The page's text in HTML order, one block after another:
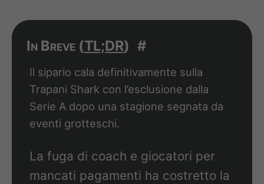
In Breve (TL;DR) #
Il sipario cala definitivamente sulla
Trapani Shark con l’esclusione dalla
Serie A dopo una stagione segnata da
eventi grotteschi.
La fuga di coach e giocatori per
mancati pagamenti ha costretto la